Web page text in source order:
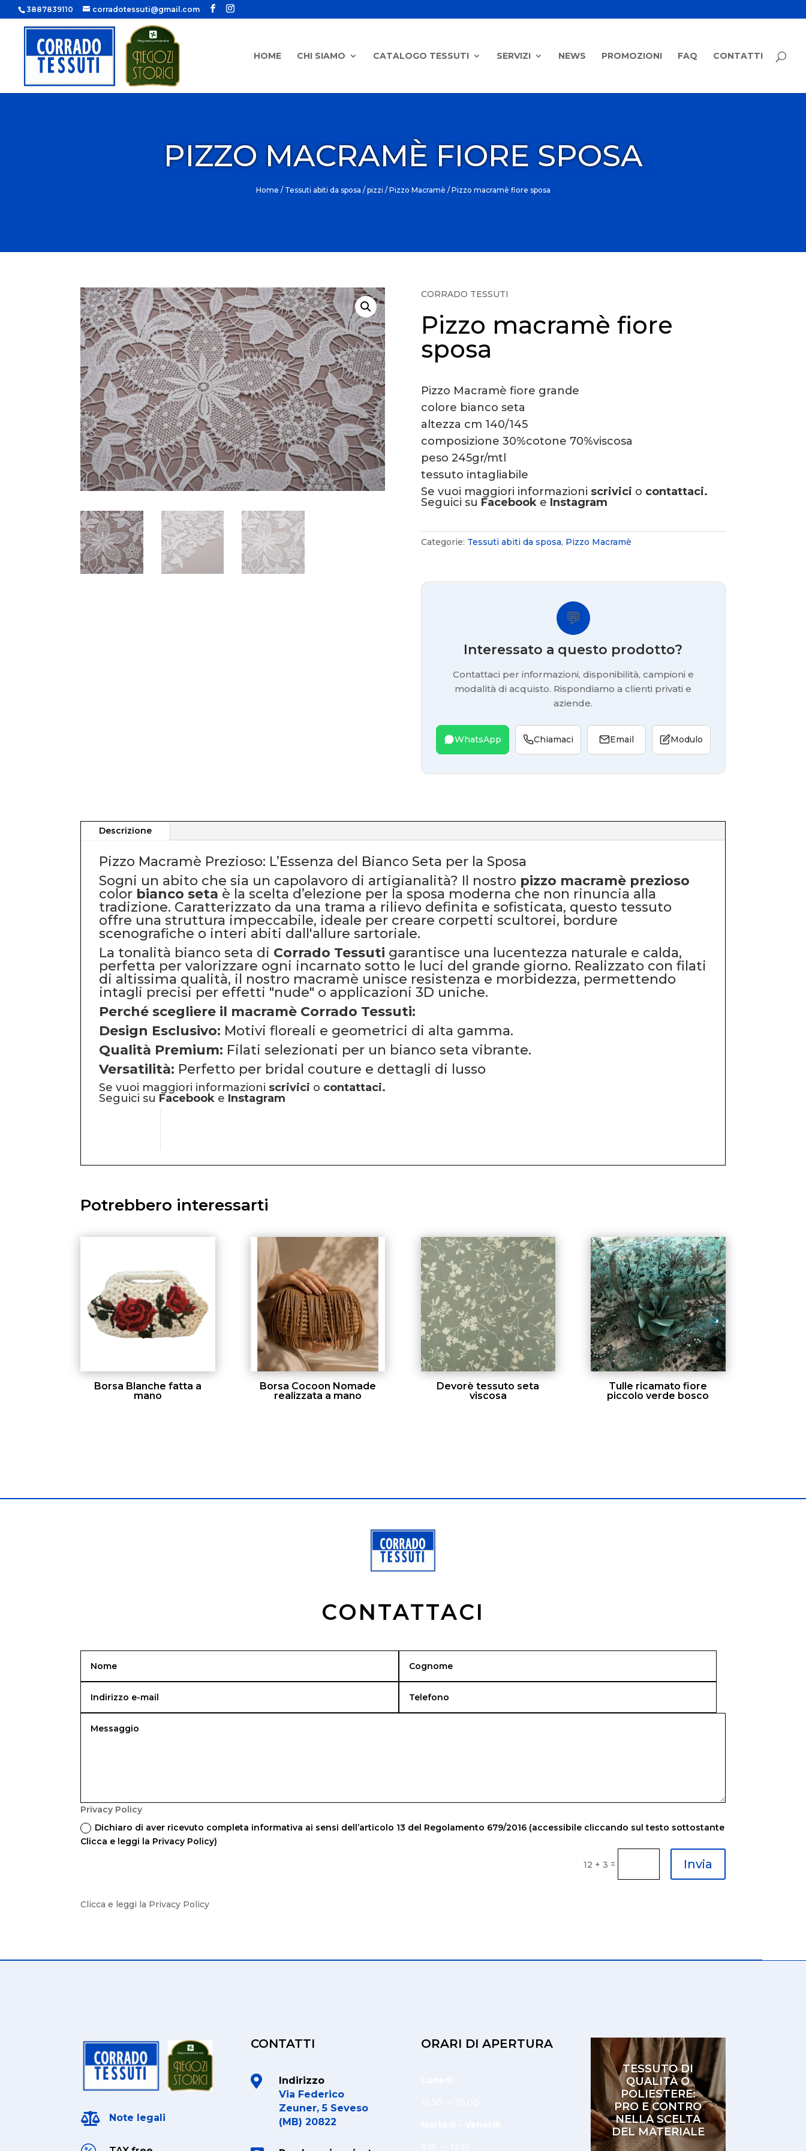
3887839110 corradotessuti@gmail.com
HOME CHI SIAMO CATALOGO TESSUTI SERVIZI NEWS PROMOZIONI FAQ CONTATTI
PIZZO MACRAMÈ FIORE SPOSA
Home / Tessuti abiti da sposa /pizzi /Pizzo Macramè / Pizzo macramè fiore sposa
CORRADO TESSUTI
Pizzo macramè fiore
sposa
Pizzo Macramè fiore grande
colore bianco seta
altezza cm 140/145
composizione 30%cotone 70%viscosa
peso 245gr/mtl
tessuto intagliabile
Se vuoi maggiori informazioni scrivici o contattaci.
Seguici su Facebooke Instagram
Categorie: Tessuti abiti da sposa, Pizzo Macramè
💬
Interessato a questo prodotto?
Contattaci per informazioni, disponibilità, campioni e
modalità di acquisto. Rispondiamo a clienti privati e
aziende.
WhatsApp Chiamaci Email Modulo
Descrizione
Pizzo Macramè Prezioso: L’Essenza del Bianco Seta per la Sposa
Sogni un abito che sia un capolavoro di artigianalità? Il nostro pizzo macramè prezioso
color bianco seta è la scelta d’elezione per la sposa moderna che non rinuncia alla
tradizione. Caratterizzato da una trama a rilievo definita e sofisticata, questo tessuto
offre una struttura impeccabile, ideale per creare corpetti scultorei, bordure
scenografiche o interi abiti dall'allure sartoriale.
La tonalità bianco seta di Corrado Tessuti garantisce una lucentezza naturale e calda,
perfetta per valorizzare ogni incarnato sotto le luci del grande giorno. Realizzato con filati
di altissima qualità, il nostro macramè unisce resistenza e morbidezza, permettendo
intagli precisi per effetti "nude" o applicazioni 3D uniche.
Perché scegliere il macramè Corrado Tessuti:
Design Esclusivo: Motivi floreali e geometrici di alta gamma.
Qualità Premium: Filati selezionati per un bianco seta vibrante.
Versatilità: Perfetto per bridal couture e dettagli di lusso
Se vuoi maggiori informazioni scrivici o contattaci.
Seguici su Facebook e Instagram
Potrebbero interessarti
Borsa Blanche fatta a
mano
Borsa Cocoon Nomade
realizzata a mano
Devorè tessuto seta
viscosa
Tulle ricamato fiore
piccolo verde bosco
CONTATTACI
Privacy Policy
Dichiaro di aver ricevuto completa informativa ai sensi dell’articolo 13 del Regolamento 679/2016 (accessibile cliccando sul testo sottostante
Clicca e leggi la Privacy Policy)
12 + 3 = Invia
Clicca e leggi la Privacy Policy
 Note legali
CONTATTI

Indirizzo
Via Federico
Zeuner, 5 Seveso
(MB) 20822
ORARI DI APERTURA
TESSUTO DI
QUALITÀ O
POLIESTERE:
PRO E CONTRO
NELLA SCELTA
DEL MATERIALE